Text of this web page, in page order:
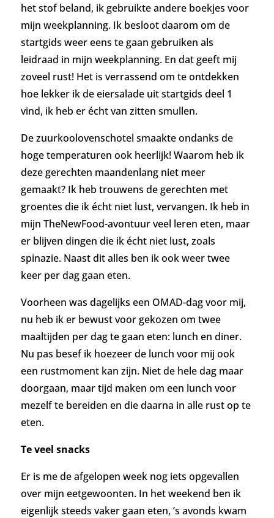
het stof beland, ik gebruikte andere boekjes voor
mijn weekplanning. Ik besloot daarom om de
startgids weer eens te gaan gebruiken als
leidraad in mijn weekplanning. En dat geeft mij
zoveel rust! Het is verrassend om te ontdekken
hoe lekker ik de eiersalade uit startgids deel 1
vind, ik heb er écht van zitten smullen.
De zuurkoolovenschotel smaakte ondanks de
hoge temperaturen ook heerlijk! Waarom heb ik
deze gerechten maandenlang niet meer
gemaakt? Ik heb trouwens de gerechten met
groentes die ik écht niet lust, vervangen. Ik heb in
mijn TheNewFood-avontuur veel leren eten, maar
er blijven dingen die ik écht niet lust, zoals
spinazie. Naast dit alles ben ik ook weer twee
keer per dag gaan eten.
Voorheen was dagelijks een OMAD-dag voor mij,
nu heb ik er bewust voor gekozen om twee
maaltijden per dag te gaan eten: lunch en diner.
Nu pas besef ik hoezeer de lunch voor mij ook
een rustmoment kan zijn. Niet de hele dag maar
doorgaan, maar tijd maken om een lunch voor
mezelf te bereiden en die daarna in alle rust op te
eten.
Te veel snacks
Er is me de afgelopen week nog iets opgevallen
over mijn eetgewoonten. In het weekend ben ik
eigenlijk steeds vaker gaan eten, ’s avonds kwam